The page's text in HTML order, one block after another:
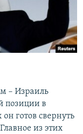
– Израиль
позиции в
готов свернуть
из этих